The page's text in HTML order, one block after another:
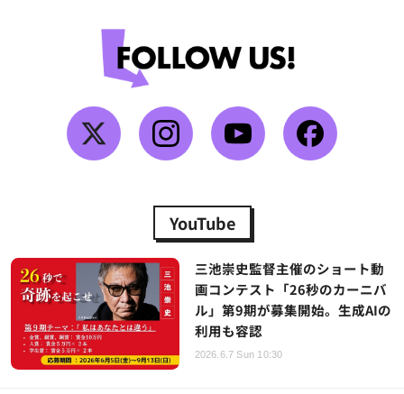
YouTube
三池崇史監督主催のショート動
画コンテスト「26秒のカーニバ
ル」第9期が募集開始。生成AIの
利用も容認
2026.6.7 Sun 10:30